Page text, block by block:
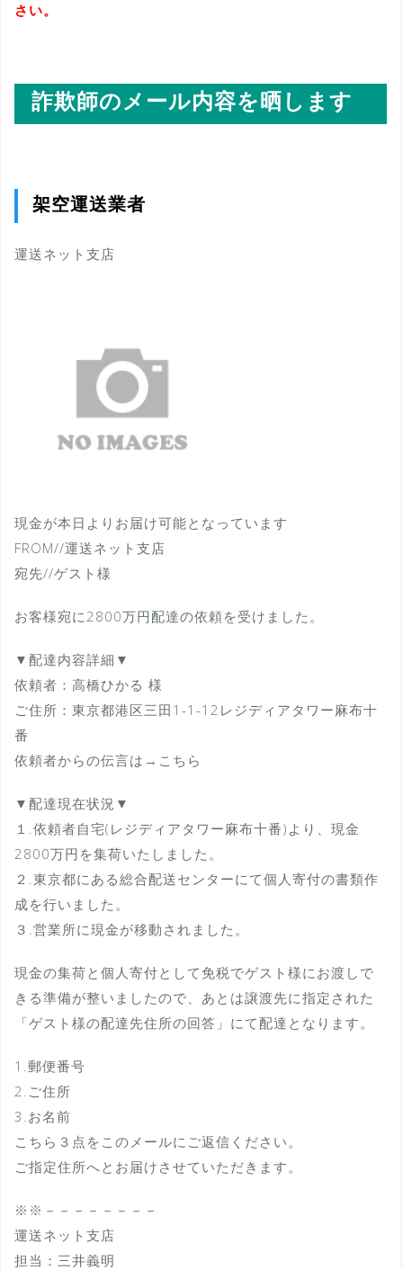
さい。
詐欺師のメール内容を晒します
架空運送業者
運送ネット支店
現金が本日よりお届け可能となっています
FROM//運送ネット支店
宛先//ゲスト様
お客様宛に2800万円配達の依頼を受けました。
▼配達内容詳細▼
依頼者：高橋ひかる 様
ご住所：東京都港区三田1-1-12レジディアタワー麻布十
番
依頼者からの伝言は→こちら
▼配達現在状況▼
１.依頼者自宅(レジディアタワー麻布十番)より、現金
2800万円を集荷いたしました。
２.東京都にある総合配送センターにて個人寄付の書類作
成を行いました。
３.営業所に現金が移動されました。
現金の集荷と個人寄付として免税でゲスト様にお渡しで
きる準備が整いましたので、あとは譲渡先に指定された
「ゲスト様の配達先住所の回答」にて配達となります。
1.郵便番号
2.ご住所
3.お名前
こちら３点をこのメールにご返信ください。
ご指定住所へとお届けさせていただきます。
※※－－－－－－－－
運送ネット支店
担当：三井義明